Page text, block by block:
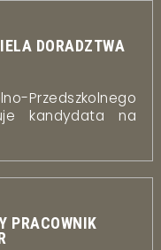
DORADZTWA
Przedszkolnego
kandydata na
PRACOWNIK